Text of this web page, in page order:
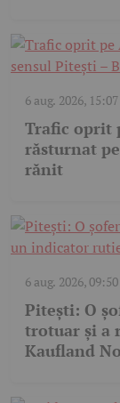
6 aug. 2026, 15:07
Trafic oprit
răsturnat
rănit
6 aug. 2026, 09:50
Pitești: O
trotuar și a
Kaufland